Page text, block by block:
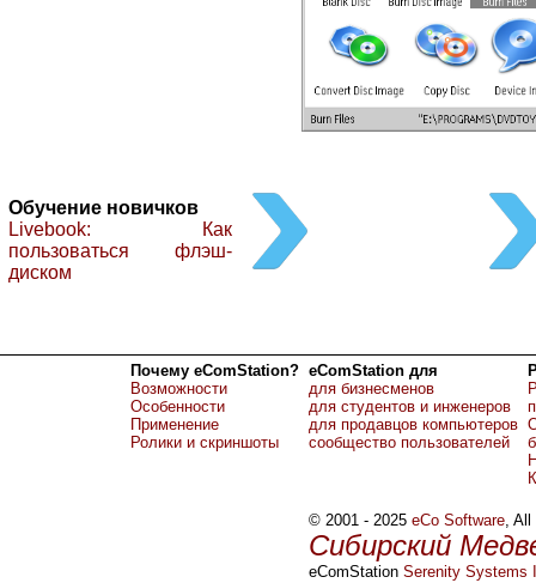
Обучение новичков
Livebook: Как
пользоваться флэш-
диском
Почему eComStation?
Возможности
Особенности
Применение
Ролики и скриншоты
eComStation для
для бизнесменов
для студентов и инженеров
для продавцов компьютеров
сообщество пользователей
© 2001 - 2025eCo Software, All
Сибирский
eComStationSerenity Systems